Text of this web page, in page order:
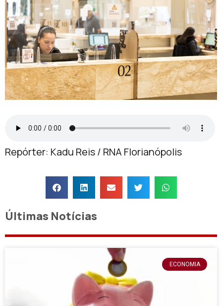
Repórter: Kadu Reis / RNA Florianópolis
Últimas Notícias
ECONOMIA